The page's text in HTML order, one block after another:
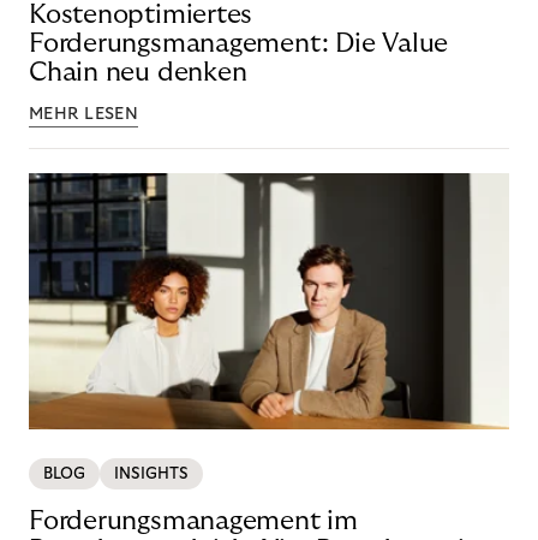
Kostenoptimiertes
Forderungsmanagement: Die Value
Chain neu denken
MEHR LESEN
BLOG INSIGHTS
Forderungsmanagement im